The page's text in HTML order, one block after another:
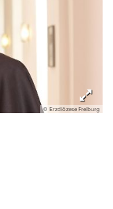
© Erzdiözese Freiburg